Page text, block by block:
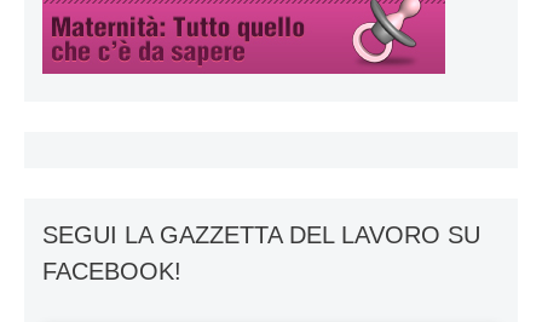
SEGUI LA GAZZETTA DEL LAVORO SU
FACEBOOK!